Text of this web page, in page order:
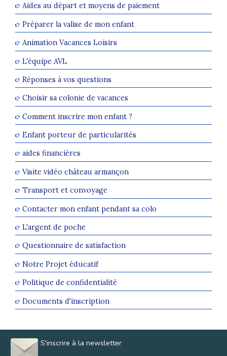
Aides au départ et moyens de paiement
Préparer la valise de mon enfant
Animation Vacances Loisirs
L'équipe AVL
Réponses à vos questions
Choisir sa colonie de vacances
Comment inscrire mon enfant ?
Enfant porteur de particularités
aides financières
Visite vidéo château armançon
Transport et convoyage
Contacter mon enfant pendant sa colo
L'argent de poche
Questionnaire de satisfaction
Notre Projet éducatif
Politique de confidentialité
Documents d'inscription
S'inscrire à la newsletter